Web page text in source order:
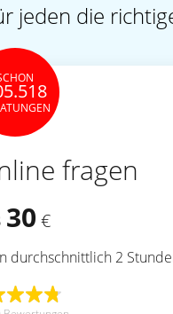
jeden die
fragen
30 €
durchschnittlich 2